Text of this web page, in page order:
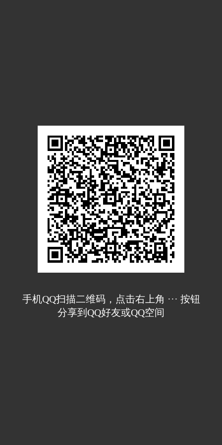
手机QQ扫描二维码，点击右上角 ··· 按钮
分享到QQ好友或QQ空间